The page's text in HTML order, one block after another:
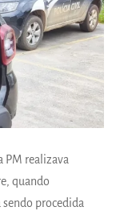
PM realizava
quando
procedida